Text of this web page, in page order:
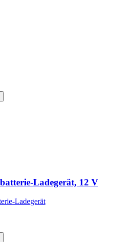
Ladegerät, 12 V